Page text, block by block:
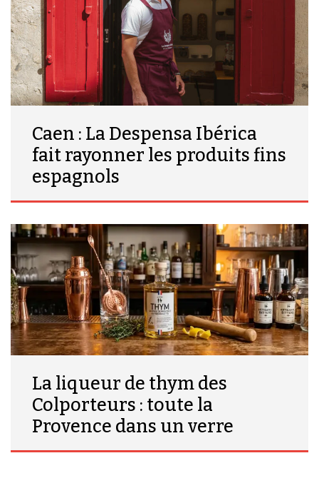
Caen : La Despensa Ibérica
fait rayonner les produits fins
espagnols
La liqueur de thym des
Colporteurs : toute la
Provence dans un verre